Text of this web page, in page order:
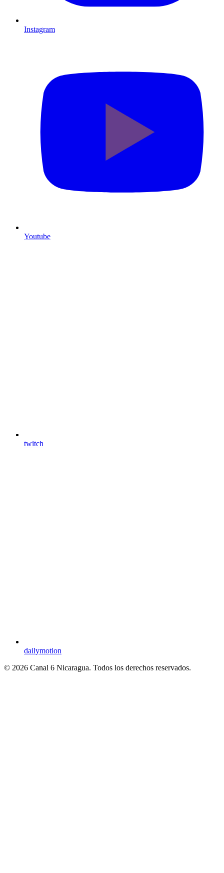
Instagram
Youtube
twitch
dailymotion
© 2026 Canal 6 Nicaragua. Todos los derechos reservados.